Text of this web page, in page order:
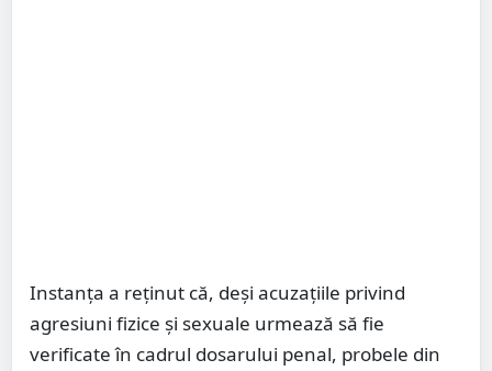
Instanța a reținut că, deși acuzațiile privind
agresiuni fizice și sexuale urmează să fie
verificate în cadrul dosarului penal, probele din